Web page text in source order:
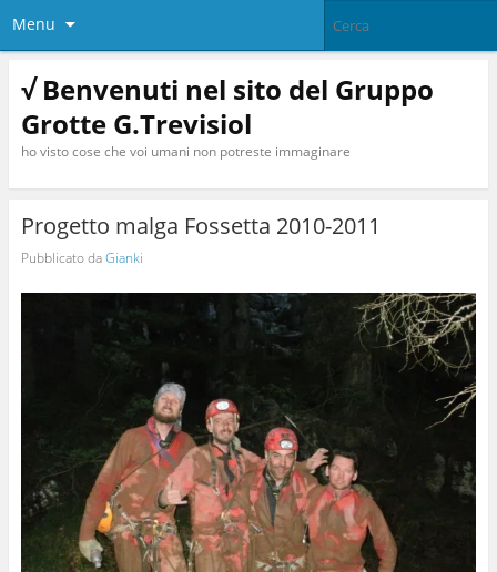
Menu
√ Benvenuti nel sito del Gruppo
Grotte G.Trevisiol
ho visto cose che voi umani non potreste immaginare
Progetto malga Fossetta 2010-2011
Pubblicato daGianki